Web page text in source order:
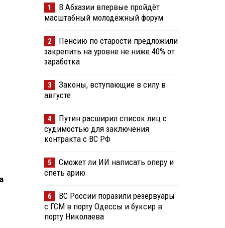
1
В Абхазии впервые пройдёт
масштабный молодёжный форум
2
Пенсию по старости предложили
закрепить на уровне не ниже 40% от
заработка
3
Законы, вступающие в силу в
августе
4
Путин расширил список лиц с
судимостью для заключения
контракта с ВС РФ
5
Сможет ли ИИ написать оперу и
спеть арию
6
ВС России поразили резервуары
с ГСМ в порту Одессы и буксир в
порту Николаева